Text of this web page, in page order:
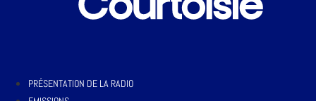
PRÉSENTATION DE LA RADIO